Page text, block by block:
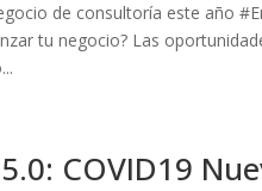
de consultoría este año
tu negocio? Las
COVID19